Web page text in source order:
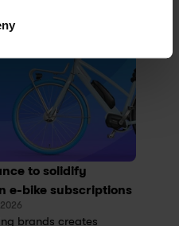
to solidify
e-bike subscriptions
brands creates